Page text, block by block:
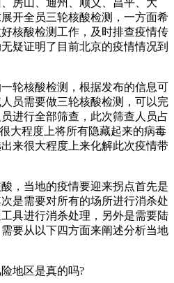
开全员三轮核酸检测，一方面希
核酸检测工作，及时排查疫情传
疑证明了目前北京的疫情情况到
轮核酸检测，根据发布的信息可
员需要做三轮核酸检测，可以完
进行全部筛查，此次筛查人员占
大程度上将所有隐藏起来的病毒
来很大程度上来化解此次疫情带
，当地的疫情要迎来拐点首先是
是需要对所有的场所进行消杀处
具进行消杀处理，另外是需要陆
要从以下四方面来阐述分析当地
地区是真的吗?